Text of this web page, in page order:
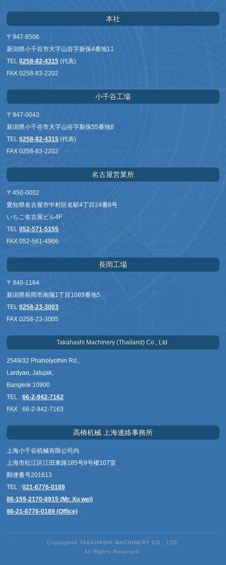
本社
〒947-8506
新潟県小千谷市大字山谷字新保4番地11
TEL0258-82-4315 (代表)
FAX 0258-83-2202
小千谷工場
〒947-0043
新潟県小千谷市大字山谷字新保55番地8
TEL0258-82-4315 (代表)
FAX 0258-83-2202
名古屋営業所
〒450-0002
愛知県名古屋市中村区名駅4丁目24番8号
いちご名古屋ビル4F
TEL052-571-5155
FAX 052-561-4966
長岡工場
〒940-1164
新潟県長岡市南陽1丁目1089番地5
TEL0258-23-3003
FAX 0258-23-3005
Takahashi Machinery (Thailand) Co., Ltd.
2549/32 Phaholyothin Rd.,
Lardyao, Jatujak,
Bangkok 10900
TEL :66-2-942-7162
FAX : 66-2-942-7163
高橋机械 上海連絡事務所
上海小千谷机械有限公司内
上海市松江区江田東路185号9号楼107室
郵便番号201613
TEL :021-6776-0189
86-159-2170-8915 (Mr. Xu wei)
86-21-6776-0189 (Office)
Copyright© TAKAHASHI MACHINERY CO,. LTD.
All Rights Reserved.